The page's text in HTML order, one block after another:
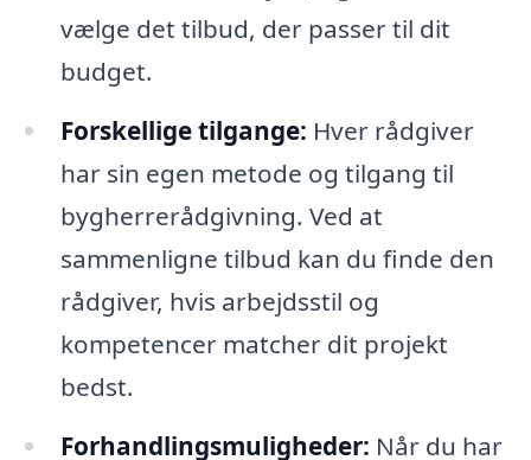
vælge det tilbud, der passer til dit
budget.
Forskellige tilgange: Hver rådgiver
har sin egen metode og tilgang til
bygherrerådgivning. Ved at
sammenligne tilbud kan du finde den
rådgiver, hvis arbejdsstil og
kompetencer matcher dit projekt
bedst.
Forhandlingsmuligheder: Når du har